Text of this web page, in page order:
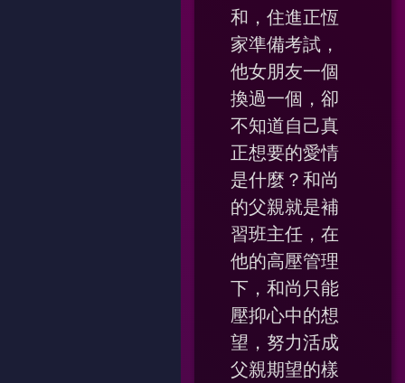
和，住進正恆
家準備考試，
他女朋友一個
換過一個，卻
不知道自己真
正想要的愛情
是什麼？和尚
的父親就是補
習班主任，在
他的高壓管理
下，和尚只能
壓抑心中的想
望，努力活成
父親期望的樣